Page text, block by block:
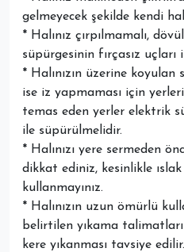
gelmeyecek şekilde kendi
* Halınız çırpılmamalı,
süpürgesinin fırçasız
* Halınızın üzerine
ise iz yapmaması için
temas eden yerler elektrik
ile süpürülmelidir.
* Halınızı yere sermeden
dikkat ediniz, kesinlikle
kullanmayınız.
* Halınızın uzun ömürlü
belirtilen yıkama
kere yıkanması tavsiye edilir.